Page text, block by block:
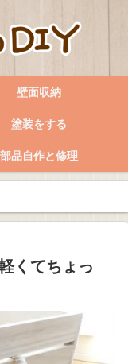
壁面収納
塗装をする
部品自作と修理
くてちょっ